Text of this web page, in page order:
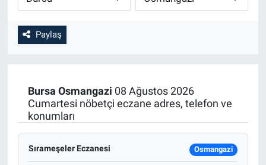
Paylaş
Bursa Osmangazi 08 Ağustos 2026
Cumartesi nöbetçi eczane adres, telefon ve
konumları
Sırameşeler Eczanesi Osmangazi